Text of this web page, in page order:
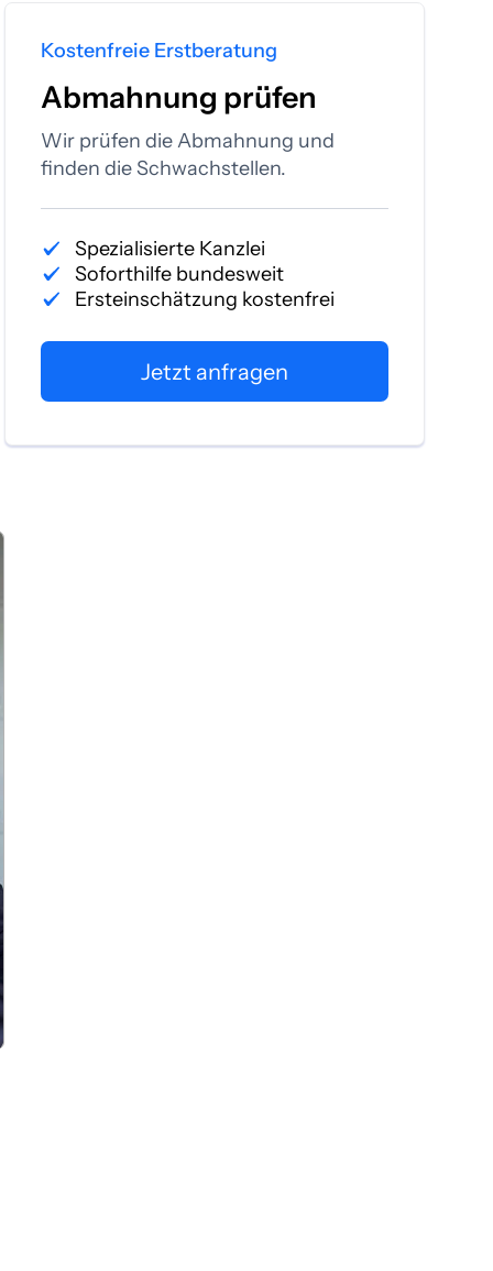
Kostenfreie Erstberatung
Abmahnung prüfen
Wir prüfen die Abmahnung und
finden die Schwachstellen.
Spezialisierte Kanzlei
Soforthilfe bundesweit
Ersteinschätzung kostenfrei
Jetzt anfragen